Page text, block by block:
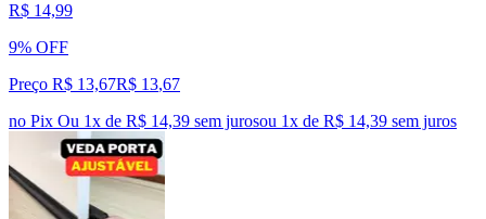
R$ 14,99
9% OFF
Preço R$ 13,67R$ 13,67
no Pix Ou 1x de R$ 14,39 sem jurosou 1x de R$ 14,39 sem juros